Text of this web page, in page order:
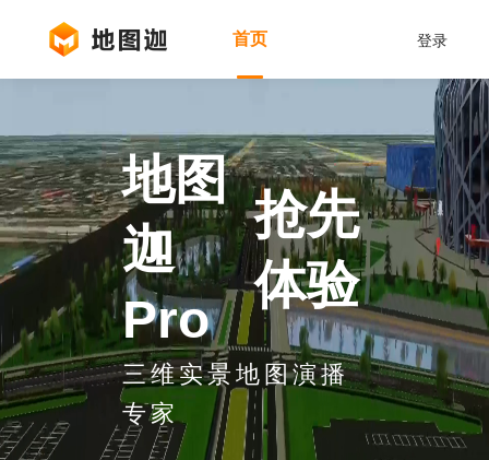
首页 登录
地图
迦
Pro
抢先
体验
三维实景地图演播
专家